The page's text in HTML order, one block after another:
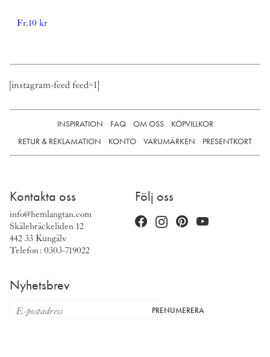
Fr.10kr
[instagram-feed feed=1]
INSPIRATION FAQ OM OSS
KÖPVILLKOR
RETUR & REKLAMATION
KONTO VARUMÄRKEN PRESENTKORT
Kontakta oss
info@hemlangtan.com
Skälebräckeliden 12
442 33 Kungälv
Telefon: 0303-719022
Följ oss
Nyhetsbrev
PRENUMERERA